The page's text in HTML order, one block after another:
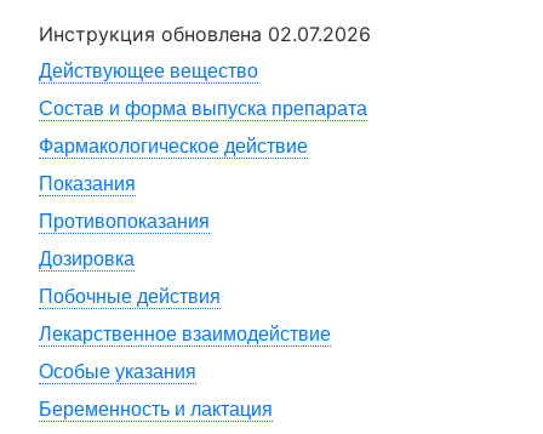
Инструкция обновлена 02.07.2026
Действующее вещество
Состав и форма выпуска препарата
Фармакологическое действие
Показания
Противопоказания
Дозировка
Побочные действия
Лекарственное взаимодействие
Особые указания
Беременность и лактация